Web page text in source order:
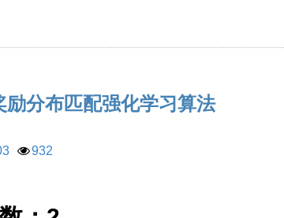
分布匹配强化学习算法
932